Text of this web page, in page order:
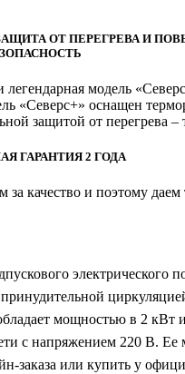
ОТ ПЕРЕГРЕВА И
легендарная модель
«Северс+» оснащен
защитой от перегрева
ГАРАНТИЯ 2 ГОДА
за качество и поэтому
электрического
принудительной
мощностью в 2 кВт
с напряжением 220 В. Ее
заказа или купить у